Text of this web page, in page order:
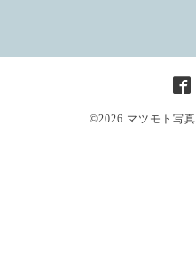
©2026 マツモト写真